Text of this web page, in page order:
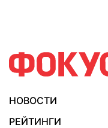
НОВОСТИ
РЕЙТИНГИ